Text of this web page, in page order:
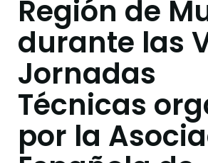
Región de
durante las
Jornadas
Técnicas
por la